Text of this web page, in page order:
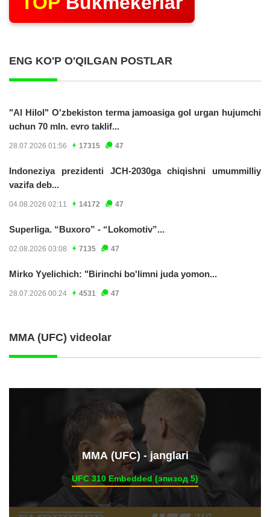
ENG KO'P O'QILGAN POSTLAR
"Al Hilol" O'zbekiston terma jamoasiga gol urgan hujumchi
uchun 70 mln. evro taklif...
28.07.2026 01:56 17315 47
Indoneziya prezidenti JCH-2030ga chiqishni umummilliy
vazifa deb...
04.08.2026 02:11 14172 47
Superliga. “Buxoro” - “Lokomotiv”...
02.08.2026 03:08 7135 47
Mirko Yyelichich: "Birinchi bo'limni juda yomon...
28.07.2026 00:24 4531 47
MMA (UFC) videolar
ММА (UFC) - janglari
UFC 310 Embedded (эпизод 5)